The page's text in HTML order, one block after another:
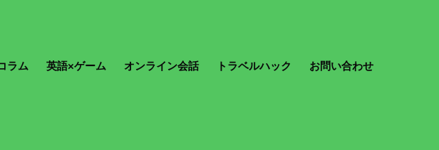
ラム 英語×ゲーム オンライン会話 トラベルハック お問い合わせ